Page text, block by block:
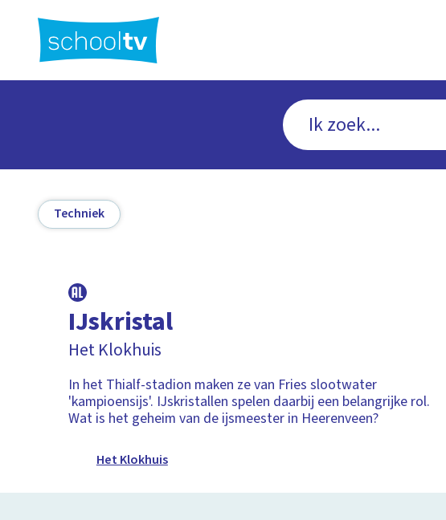
hoofdinhoud
Techniek
IJskristal
Het Klokhuis
In het Thialf-stadion maken ze van Fries slootwater
'kampioensijs'. IJskristallen spelen daarbij een belangrijke rol.
Wat is het geheim van de ijsmeester in Heerenveen?
Het Klokhuis